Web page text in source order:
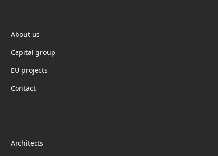
About us
Capital group
EU projects
Contact
Architects